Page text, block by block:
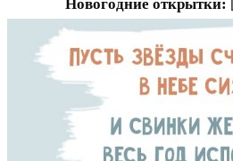
Новогодние открытки: